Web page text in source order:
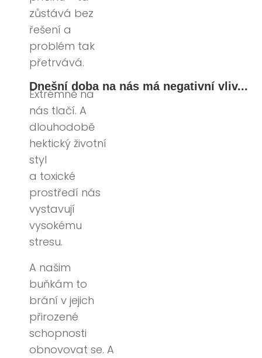
zůstává bez
řešení a
problém tak
přetrvává.
Dnešní doba na nás má negativní vliv...
Extrémně na
nás tlačí. A
dlouhodobě
hektický životní
styl
a toxické
prostředí nás
vystavují
vysokému
stresu.
A našim
buňkám to
brání v jejich
přirozené
schopnosti
obnovovat se. A